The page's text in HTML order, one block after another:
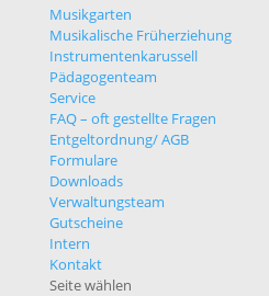
Musikgarten
Musikalische Früherziehung
Instrumentenkarussell
Pädagogenteam
Service
FAQ – oft gestellte Fragen
Entgeltordnung/ AGB
Formulare
Downloads
Verwaltungsteam
Gutscheine
Intern
Kontakt
Seite wählen